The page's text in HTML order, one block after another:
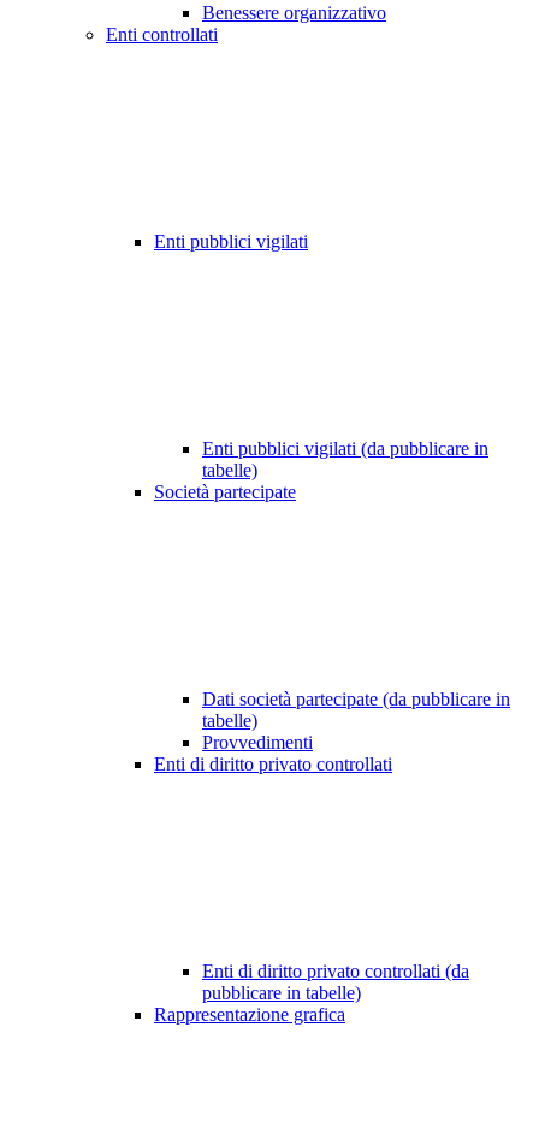
Benessere organizzativo
Enti controllati
Enti pubblici vigilati
Enti pubblici vigilati (da pubblicare in
tabelle)
Società partecipate
Dati società partecipate (da pubblicare in
tabelle)
Provvedimenti
Enti di diritto privato controllati
Enti di diritto privato controllati (da
pubblicare in tabelle)
Rappresentazione grafica